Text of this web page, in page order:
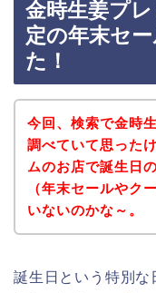
金時生姜プ
定の年末セ
た！
今回、検索で金時
調べていて思った
ムのお店で誕生日
（年末セールやク
いないのかな～。
誕生日という特別な